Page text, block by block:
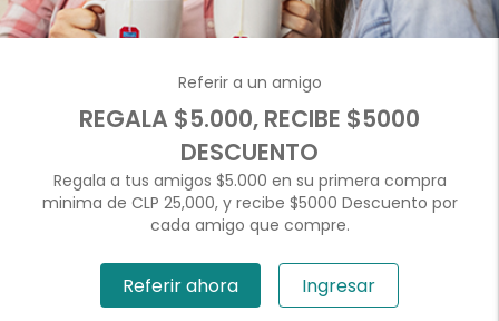
Referir a un amigo
REGALA $5.000, RECIBE $5000
DESCUENTO
Regala a tus amigos $5.000 en su primera compra
minima de CLP 25,000, y recibe $5000 Descuento por
cada amigo que compre.
Referir ahora Ingresar